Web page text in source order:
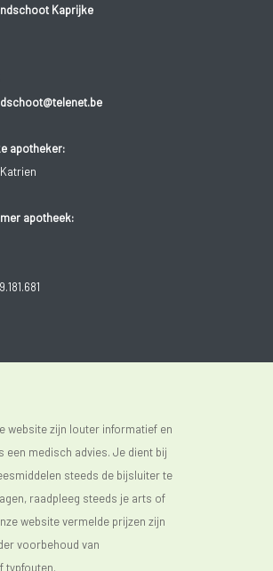
Kaprijke
apotheker:
apotheek:
website zijn louter informatief en
een medisch advies. Je dient bij
steeds de bijsluiter te
raadpleeg steeds je arts of
website vermelde prijzen zijn
voorbehoud van
typfouten.